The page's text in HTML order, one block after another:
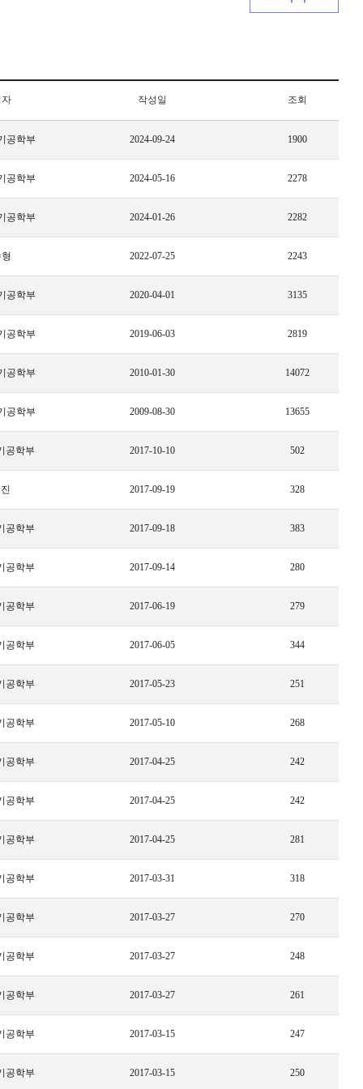
작성일 조회
공학부 2024-09-24 1900
공학부 2024-05-16 2278
공학부 2024-01-26 2282
2022-07-25 2243
공학부 2020-04-01 3135
공학부 2019-06-03 2819
공학부 2010-01-30 14072
공학부 2009-08-30 13655
공학부 2017-10-10 502
2017-09-19 328
공학부 2017-09-18 383
공학부 2017-09-14 280
공학부 2017-06-19 279
공학부 2017-06-05 344
공학부 2017-05-23 251
공학부 2017-05-10 268
공학부 2017-04-25 242
공학부 2017-04-25 242
공학부 2017-04-25 281
공학부 2017-03-31 318
공학부 2017-03-27 270
공학부 2017-03-27 248
공학부 2017-03-27 261
공학부 2017-03-15 247
공학부 2017-03-15 250